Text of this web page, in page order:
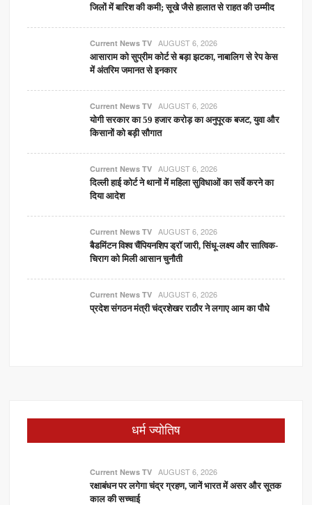
जिलों में बारिश की कमी; सूखे जैसे हालात से राहत की उम्मीद
Current News TV AUGUST 6, 2026
आसाराम को सुप्रीम कोर्ट से बड़ा झटका, नाबालिग से रेप केस
में अंतरिम जमानत से इनकार
Current News TV AUGUST 6, 2026
योगी सरकार का 59 हजार करोड़ का अनुपूरक बजट, युवा और
किसानों को बड़ी सौगात
Current News TV AUGUST 6, 2026
दिल्ली हाई कोर्ट ने थानों में महिला सुविधाओं का सर्वे करने का
दिया आदेश
Current News TV AUGUST 6, 2026
बैडमिंटन विश्व चैंपियनशिप ड्रॉ जारी, सिंधू-लक्ष्य और सात्विक-
चिराग को मिली आसान चुनौती
Current News TV AUGUST 6, 2026
प्रदेश संगठन मंत्री चंद्रशेखर राठौर ने लगाए आम का पौधे
धर्म ज्योतिष
Current News TV AUGUST 6, 2026
रक्षाबंधन पर लगेगा चंद्र ग्रहण, जानें भारत में असर और सूतक
काल की सच्चाई